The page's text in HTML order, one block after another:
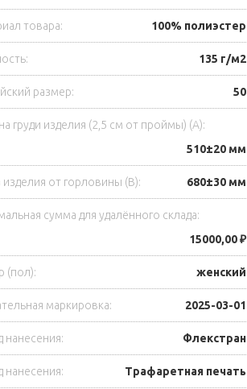
товара: 100% полиэстер
135 г/м2
размер: 50
груди изделия (2,5 см от проймы) (A):
510±20 мм
изделия от горловины (B): 680±30 мм
сумма для удалённого склада:
15000,00 ₽
(пол): женский
маркировка: 2025-03-01
нанесения: Флекстран
нанесения: Трафаретная печать